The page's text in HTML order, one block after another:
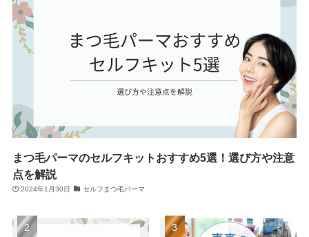
まつ毛パーマのセルフキットおすすめ5選！選び方や注意
点を解説
2024年1月30日 セルフまつ毛パーマ